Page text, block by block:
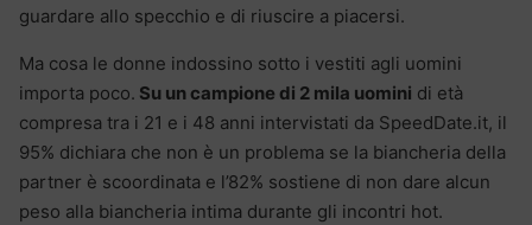
guardare allo specchio e di riuscire a piacersi.
Ma cosa le donne indossino sotto i vestiti agli uomini
importa poco. Su un campione di 2 mila uomini di età
compresa tra i 21 e i 48 anni intervistati da SpeedDate.it, il
95% dichiara che non è un problema se la biancheria della
partner è scoordinata e l’82% sostiene di non dare alcun
peso alla biancheria intima durante gli incontri hot.